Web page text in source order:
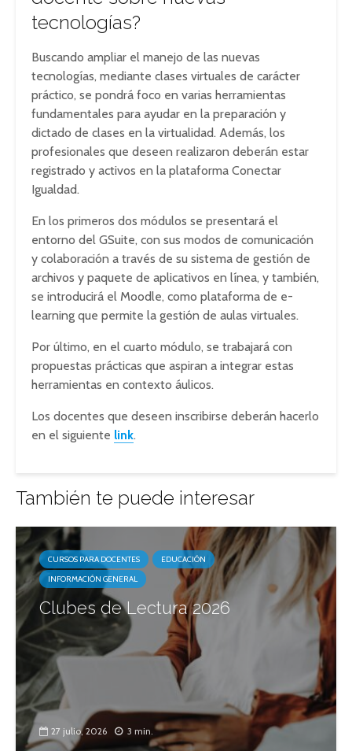
tecnologías?
Buscando ampliar el manejo de las nuevas
tecnologías, mediante clases virtuales de carácter
práctico, se pondrá foco en varias herramientas
fundamentales para ayudar en la preparación y
dictado de clases en la virtualidad. Además, los
profesionales que deseen realizaron deberán estar
registrado y activos en la plataforma Conectar
Igualdad.
En los primeros dos módulos se presentará el
entorno del GSuite, con sus modos de comunicación
y colaboración a través de su sistema de gestión de
archivos y paquete de aplicativos en línea, y también,
se introducirá el Moodle, como plataforma de e-
learning que permite la gestión de aulas virtuales.
Por último, en el cuarto módulo, se trabajará con
propuestas prácticas que aspiran a integrar estas
herramientas en contexto áulicos.
Los docentes que deseen inscribirse deberán hacerlo
en el siguiente link.
También te puede interesar
CURSOS PARA DOCENTES
EDUCACIÓN
INFORMACIÓN GENERAL
Clubes de Lectura 2026
27 julio, 2026 3 min.